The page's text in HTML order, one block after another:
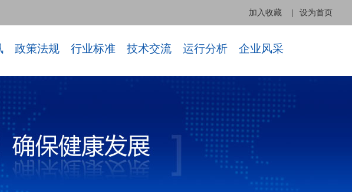
加入收藏 设为首页
政策法规 行业标准 技术交流 运行分析 企业风采